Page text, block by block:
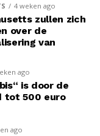
4 weken ago
zullen zich
over de
van
ago
is door de
tot 500 euro
ago